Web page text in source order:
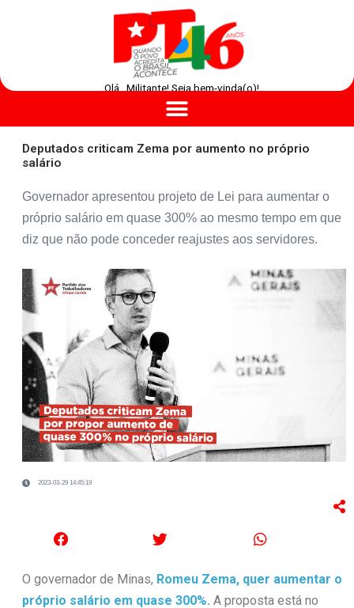
Olá , Militante! Seja bem-vinda(o)!
Deputados criticam Zema por aumento no próprio
salário
Governador apresentou projeto de Lei para aumentar o
próprio salário em quase 300% ao mesmo tempo em que
diz que não pode conceder reajustes aos servidores.
2023-03-29 14:45:19
O governador de Minas, Romeu Zema, quer aumentar o
próprio salário em quase 300%. A proposta está no